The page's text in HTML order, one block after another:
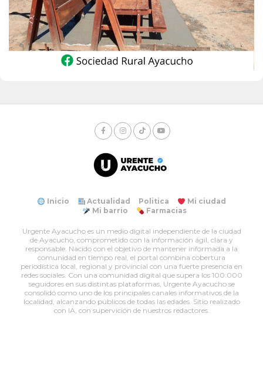
Inicio Actualidad Politica
Mi ciudad
Mi barrio
Farmacias
Urgente Ayacucho es un medio digital independiente de la ciudad
de Ayacucho, comprometido con la información ágil, clara y
responsable. Nacido con el objetivo de mantener informada a la
comunidad en tiempo real, el portal combina cobertura
periodística local, regional y provincial con una fuerte presencia en
redes sociales. Con una comunidad digital que supera los 100.000
seguidores en sus distintas plataformas, Urgente Ayacucho se
consolidó como uno de los principales canales informativos de la
localidad, alcanzando públicos de todas las edades. Sitio realizado
con IA, con supervición de nuestros redactores.